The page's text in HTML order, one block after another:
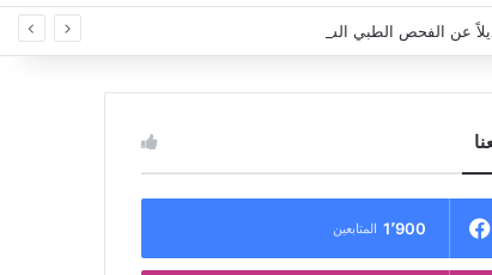
عن الفحص الطبي السريري، دائمًا استشر الطبيب.
1٬900 المتابعين